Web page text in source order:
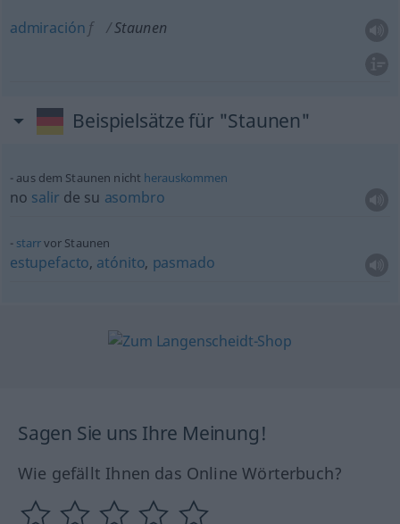
admiración f Staunen
Beispielsätze für "Staunen"
aus dem Staunen nicht herauskommen
no salir de su asombro
starrvor Staunen
estupefacto, atónito, pasmado
Sagen Sie uns Ihre Meinung!
Wie gefällt Ihnen das Online Wörterbuch?